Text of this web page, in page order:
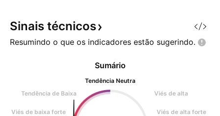
Sinais técnicos
Resumindo o que os indicadores estão sugerindo.
Sumário
Tendência Neutra
Tendência de Baixa
Viés de alta
Viés de baixa forte Viés de alta forte